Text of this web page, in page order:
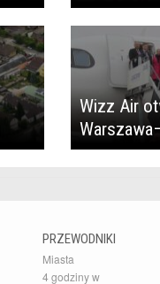
Wizz Air
PRZEWODNIKI
Miasta
4 godziny w